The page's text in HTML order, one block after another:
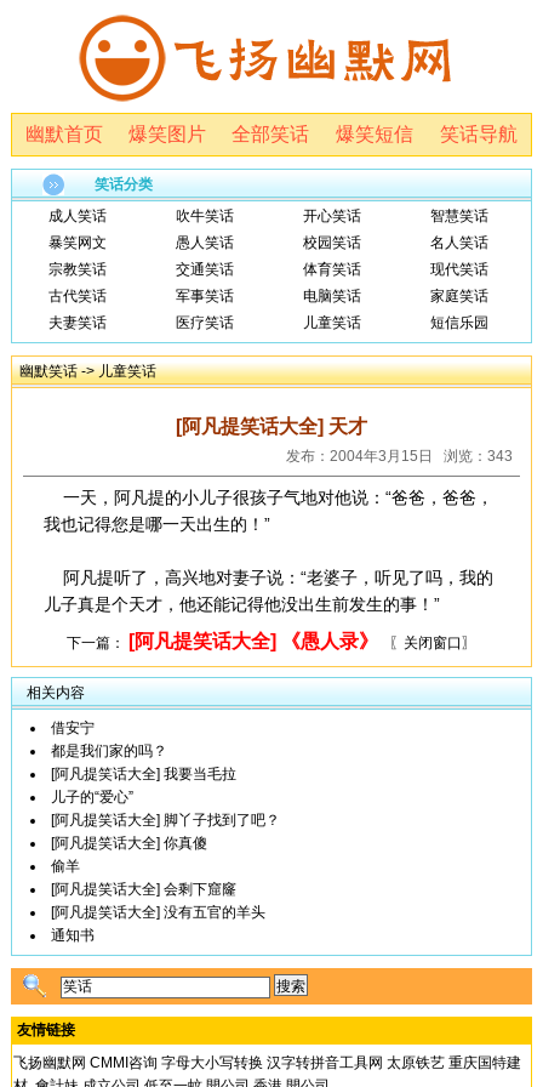
幽默首页 爆笑图片 全部笑话 爆笑短信 笑话导航
笑话分类
成人笑话
吹牛笑话 开心笑话
智慧笑话
暴笑网文
愚人笑话 校园笑话
名人笑话
宗教笑话
交通笑话 体育笑话
现代笑话
古代笑话
军事笑话 电脑笑话
家庭笑话
夫妻笑话
医疗笑话 儿童笑话 短信乐园
幽默笑话->儿童笑话
[阿凡提笑话大全] 天才
发布：2004年3月15日 浏览：343
一天，阿凡提的小儿子很孩子气地对他说：“爸爸，爸爸，
我也记得您是哪一天出生的！”
阿凡提听了，高兴地对妻子说：“老婆子，听见了吗，我的
儿子真是个天才，他还能记得他没出生前发生的事！”
下一篇： [阿凡提笑话大全] 《愚人录》 〖关闭窗口〗
相关内容
借安宁
都是我们家的吗？
[阿凡提笑话大全] 我要当毛拉
儿子的“爱心”
[阿凡提笑话大全] 脚丫子找到了吧？
[阿凡提笑话大全] 你真傻
偷羊
[阿凡提笑话大全] 会剩下窟窿
[阿凡提笑话大全] 没有五官的羊头
通知书
友情链接
飞扬幽默网 CMMI咨询 字母大小写转换 汉字转拼音工具网 太原铁艺 重庆国特建